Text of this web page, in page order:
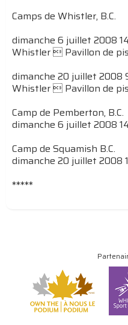
Camps de Whistler, B.C.
dimanche 6 juillet 2008
Whistler  Pavillon de
dimanche 20 juillet 2008
Whistler  Pavillon de
Camp de Pemberton, B.C.
dimanche 6 juillet 2008
Camp de Squamish B.C.
dimanche 20 juillet 2008
*****